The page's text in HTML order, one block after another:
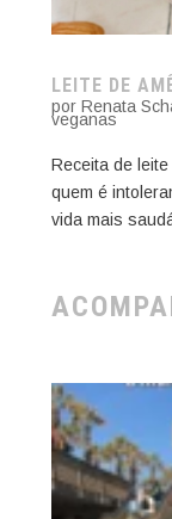
LEITE DE
por Renata
veganas
Receita de
quem é
vida mais